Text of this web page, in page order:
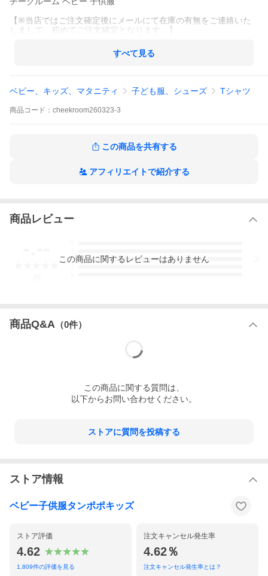
【※当店ではご注文確定後にメールにて在庫の有無をご連絡いた
しまして、初めてご注文確定となります。】
すべて見る
ベビー、キッズ、マタニティ 子ども服、シューズ Tシャツ
商品 コード： cheekroom260323-3
この商品を共有する
アフィリエイトで紹介する
商品レビュー
3
この商品に関するレビューはありません
商品Q&A （0件）
この商品に関する質問は、
以下からお問い合わせください。
ストアに質問を投稿する
ストア情報
ベビー子供服タンポポキッズ
ストア評価
4.62
1,809件の評価を見る
注文キャンセル発生率
4.62％
注文キャンセル発生率とは？